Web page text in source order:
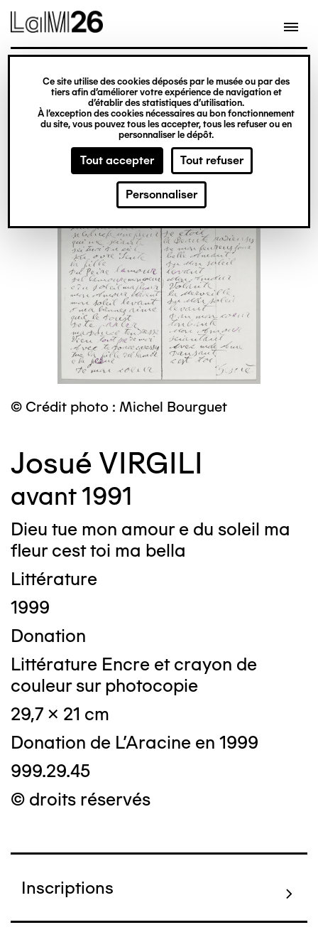
Gestion des cookies
Ce site utilise des cookies déposés par le musée ou par des
tiers afin d’améliorer votre expérience de navigation et
d’établir des statistiques d’utilisation.
À l’exception des cookies nécessaires au bon fonctionnement
du site, vous pouvez tous les accepter, tous les refuser ou en
personnaliser le dépôt.
Tout accepter Tout refuser
Personnaliser
contenu
© Crédit photo : Michel Bourguet
Josué VIRGILI
avant 1991
Dieu tue mon amour e du soleil ma
fleur cest toi ma bella
Littérature
1999
Donation
Littérature Encre et crayon de
couleur sur photocopie
29,7 x 21 cm
Donation de L'Aracine en 1999
999.29.45
© droits réservés
Inscriptions